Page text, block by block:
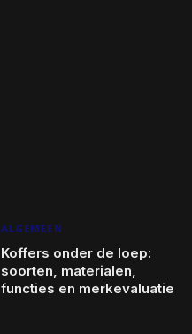
ALGEMEEN
Koffers onder de loep:
soorten, materialen,
functies en merkevaluatie